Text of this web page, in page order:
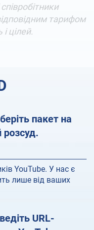
тарифом
цілей.
пакет на
розсуд.
YouTube. У нас є
лише від ваших
URL-